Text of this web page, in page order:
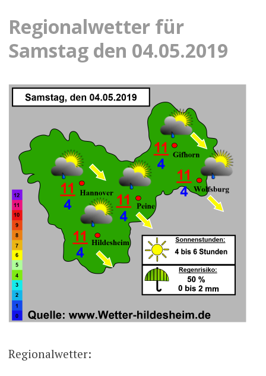
Regionalwetter für
Samstag den 04.05.2019
Regionalwetter: